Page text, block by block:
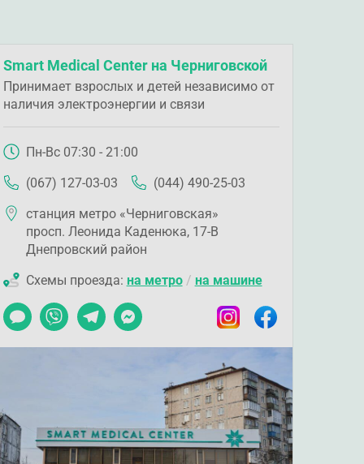
Smart Medical Center на Черниговской
Принимает взрослых и детей независимо от
наличия электроэнергии и связи
Пн-Вс 07:30 - 21:00
(067) 127-03-03
(044) 490-25-03
станция метро «Черниговская»
просп. Леонида Каденюка, 17-В
Днепровский район
Схемы проезда: на метро/ на машине
Чат Viber TelegramMessenger InstagramFacebook